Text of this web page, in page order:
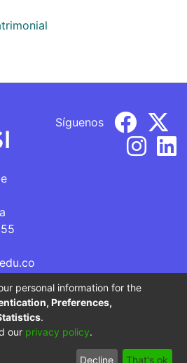
Síguenos
una Institución de Educación
sujeta a inspección y vigilancia
de Educación Nacional.
End User Send
personal information for the
Preferences,
.
our privacy policy.
Decline That's ok